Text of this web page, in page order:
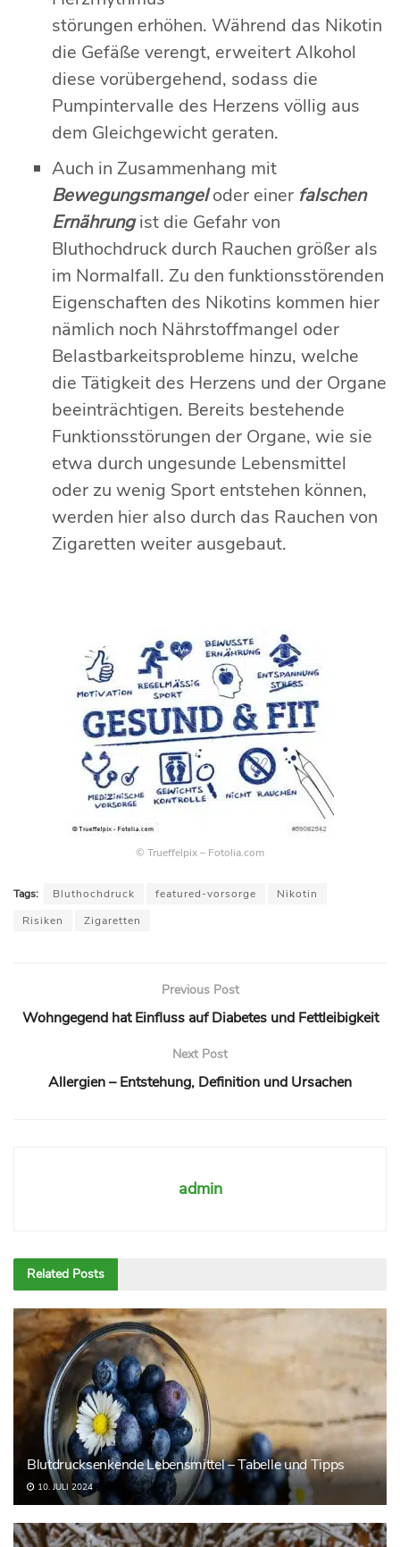
störungen erhöhen. Während das Nikotin
die Gefäße verengt, erweitert Alkohol
diese vorübergehend, sodass die
Pumpintervalle des Herzens völlig aus
dem Gleichgewicht geraten.
Auch in Zusammenhang mit
Bewegungsmangeloder einer falschen
Ernährungist die Gefahr von
Bluthochdruck durch Rauchen größer als
im Normalfall. Zu den funktionsstörenden
Eigenschaften des Nikotins kommen hier
nämlich noch Nährstoffmangel oder
Belastbarkeitsprobleme hinzu, welche
die Tätigkeit des Herzens und der Organe
beeinträchtigen. Bereits bestehende
Funktionsstörungen der Organe, wie sie
etwa durch ungesunde Lebensmittel
oder zu wenig Sport entstehen können,
werden hier also durch das Rauchen von
Zigaretten weiter ausgebaut.
© Trueffelpix – Fotolia.com
Tags: Bluthochdruck featured-vorsorge
Nikotin
Risiken
Zigaretten
Previous Post
Wohngegend hat Einfluss auf Diabetes und Fettleibigkeit
Next Post
Allergien – Entstehung, Definition und Ursachen
admin
Related Posts
Blutdrucksenkende Lebensmittel – Tabelle und Tipps
10. JULI 2024